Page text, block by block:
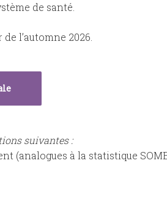
de santé.
l’automne 2026.
suivantes :
(analogues à la statistique